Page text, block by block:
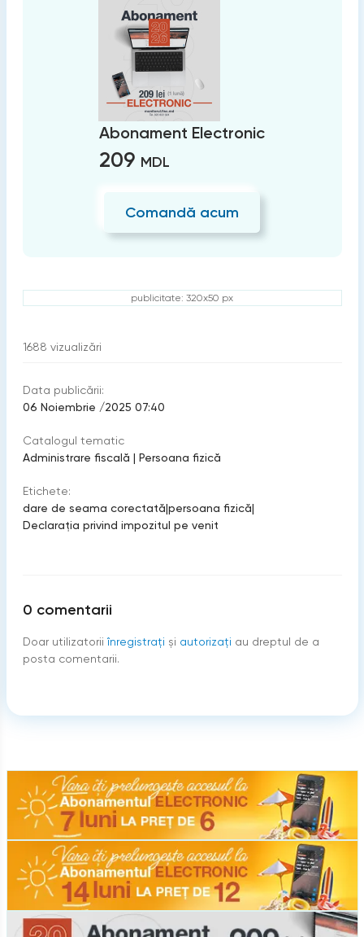
Abonament Electronic
209 MDL
Comandă acum
publicitate: 320x50 px
1688 vizualizări
Data publicării:
06 Noiembrie /2025 07:40
Catalogul tematic
Administrare fiscală | Persoana fizică
Etichete:
dare de seama corectată|persoana fizică|
Declarația privind impozitul pe venit
0 comentarii
Doar utilizatorii înregistraţi şi autorizați au dreptul de a
posta comentarii.